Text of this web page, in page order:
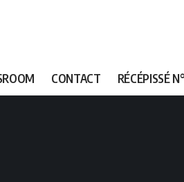
CONTACT RÉCÉPISSÉ